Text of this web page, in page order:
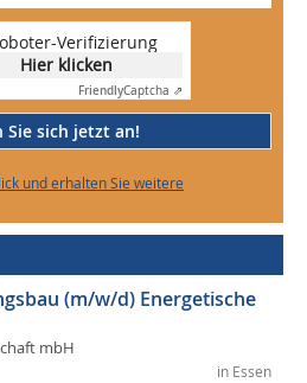
Verifizierung
Hier klicken
FriendlyCaptcha ⇗
Sie sich jetzt an!
und erhalten Sie weitere
(m/w/d) Energetische
mbH
in Essen